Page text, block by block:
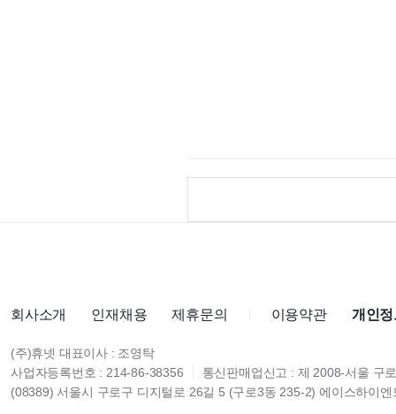
회사소개 인재채용 제휴문의 이용약관 개인
(주)휴넷 대표이사 : 조영탁
사업자등록번호 : 214-86-38356
통신판매업신고 : 제 2008-서울 구
(08389) 서울시 구로구 디지털로 26길 5 (구로3동 235-2) 에이스하이